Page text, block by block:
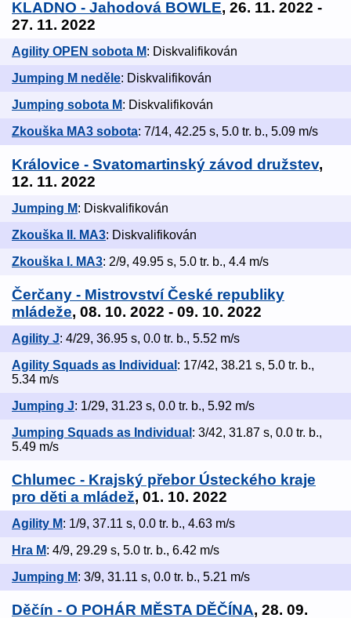
KLADNO - Jahodová BOWLE, 26. 11. 2022 -
27. 11. 2022
Agility OPEN sobota M: Diskvalifikován
Jumping M neděle: Diskvalifikován
Jumping sobota M: Diskvalifikován
Zkouška MA3 sobota: 7/14, 42.25 s, 5.0 tr. b., 5.09 m/s
Královice - Svatomartinský závod družstev,
12. 11. 2022
Jumping M: Diskvalifikován
Zkouška II. MA3: Diskvalifikován
Zkouška I. MA3: 2/9, 49.95 s, 5.0 tr. b., 4.4 m/s
Čerčany - Mistrovství České republiky
mládeže, 08. 10. 2022 - 09. 10. 2022
Agility J: 4/29, 36.95 s, 0.0 tr. b., 5.52 m/s
Agility Squads as Individual : 17/42, 38.21 s, 5.0 tr. b.,
5.34 m/s
Jumping J: 1/29, 31.23 s, 0.0 tr. b., 5.92 m/s
Jumping Squads as Individual : 3/42, 31.87 s, 0.0 tr. b.,
5.49 m/s
Chlumec - Krajský přebor Ústeckého kraje
pro děti a mládež, 01. 10. 2022
Agility M: 1/9, 37.11 s, 0.0 tr. b., 4.63 m/s
Hra M: 4/9, 29.29 s, 5.0 tr. b., 6.42 m/s
Jumping M: 3/9, 31.11 s, 0.0 tr. b., 5.21 m/s
Děčín - O POHÁR MĚSTA DĚČÍNA, 28. 09.